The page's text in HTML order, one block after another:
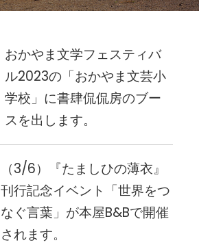
おかやま文学フェスティバ
ル2023の「おかやま文芸小
学校」に書肆侃侃房のブー
スを出します。
（3/6）『たましひの薄衣』
刊行記念イベント「世界をつ
なぐ言葉」が本屋B&Bで開催
されます。